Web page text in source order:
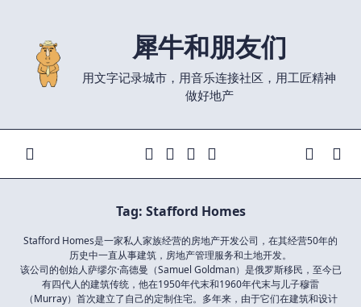
content
犀牛和朋友们
用文字记录城市，用音乐连接社区，用工匠精神
做好地产
Tag: Stafford Homes
Stafford Homes是一家私人家族经营的房地产开发公司，在其经营50年的
历史中一直从事建筑，房地产管理服务和土地开发。
该公司的创始人萨缪尔·高德曼（Samuel Goldman）是俄罗斯移民，至今已
有四代人的建筑传统，他在1950年代末和1960年代末与儿子穆雷
（Murray）首次建立了自己的定制住宅。多年来，由于它们在建筑和设计